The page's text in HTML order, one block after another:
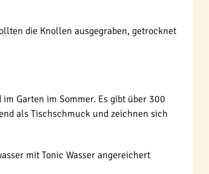
die Knollen ausgegraben, getrocknet
Garten im Sommer. Es gibt über 300
als Tischschmuck und zeichnen sich
mit Tonic Wasser angereichert